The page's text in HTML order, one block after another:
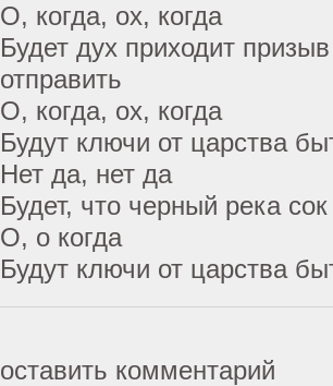
О, когда, ох, когда
Будет дух приходит
отправить
О, когда, ох, когда
Будут ключи от царства
Нет да, нет да
Будет, что черный река
О, о когда
Будут ключи от царства
оставить комментарий